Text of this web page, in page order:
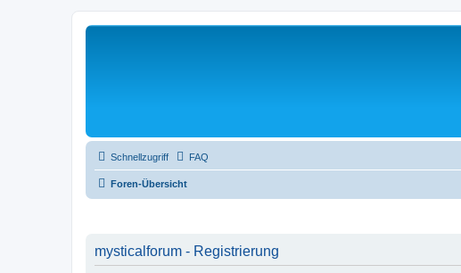
Schnellzugriff FAQ
Foren-Übersicht
mysticalforum - Registrierung